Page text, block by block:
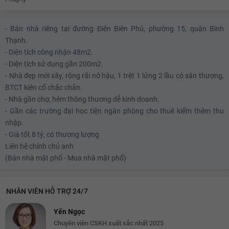
7.14 tỷ
7.22 tỷ
7.28 tỷ
- Bán nhà riêng tại đường Điện Biên Phủ, phường 15, quận Bình
Thạnh.
- Diện tích công nhận 48m2.
- Diện tích sử dụng gần 200m2.
- Nhà đẹp mới xây, rộng rãi nở hậu, 1 trệt 1 lửng 2 lầu có sân thượng,
BTCT kiên cố chắc chắn.
- Nhà gần chợ, hẻm thông thương dễ kinh doanh.
- Gần các trường đại học tiện ngăn phòng cho thuê kiếm thêm thu
nhập.
- Giá tốt 8 tỷ, có thương lượng
Liên hệ chính chủ anh
(Bán nhà mặt phố - Mua nhà mặt phố)
NHÂN VIÊN HỖ TRỢ 24/7
Yến Ngọc
Chuyên viên CSKH xuất sắc nhất 2025